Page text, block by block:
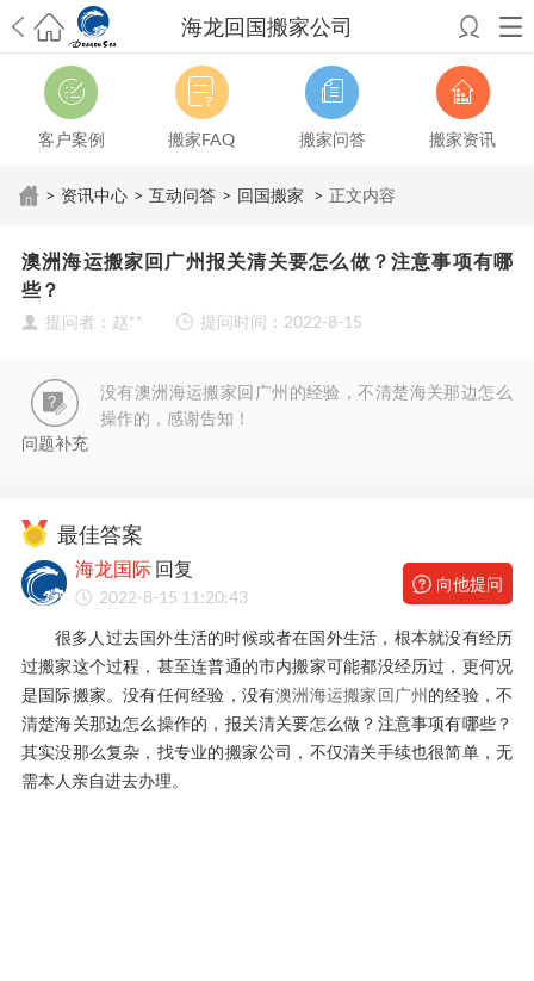
海龙回国搬家公司
希望邮寄国际包裹顺利，从广州市国际快递邮寄到新西兰哪个公司好？
澳洲海运搬家回广州报关清关要怎么做？注意事项有哪些？
青岛市国际
搬家服务到美国，搬家公司有哪些搬家方案？大连市国际搬家服务到中
国台湾是一种怎样的体验？有人分享搬家经历吗？
从长沙市国际快递邮
寄到韩国有哪些国际快递方式？用哪种好？
法有哪些？具体怎么操作？
国际搬家：家具海运到奥克兰怎么样能省
影响国际搬家吗？上海搬家到新西兰旺格雷有点不一样北京私人物品运
输到澳大利亚，移民如何跨国搬家？
家怎么搬省钱？昆明搬家到美国，如何打包才能对国际长途运输放心？
张家界市托运到美国 从厦门市托运到美国 从张家界市托运到美国 从上海
市搬家到英国
从南京市搬家到加拿大
到美国 从北京市搬家到西班牙
客户案例 搬家FAQ 搬家问答 搬家资讯
> 资讯中心 > 互动问答 > 回国搬家 > 正文内容
澳洲海运搬家回广州报关清关要怎么做？注意事项有哪
些？
提问者：赵** 提问时间：2022-8-15
问题补充
没有澳洲海运搬家回广州的经验，不清楚海关那边怎么
操作的，感谢告知！
最佳答案
海龙国际回复
2022-8-15 11:20:43
向他提问
很多人过去国外生活的时候或者在国外生活，根本就没有经历
过搬家这个过程，甚至连普通的市内搬家可能都没经历过，更何况
是国际搬家。没有任何经验，没有澳洲海运搬家回广州的经验，不
清楚海关那边怎么操作的，报关清关要怎么做？注意事项有哪些？
其实没那么复杂，找专业的搬家公司，不仅清关手续也很简单，无
需本人亲自进去办理。